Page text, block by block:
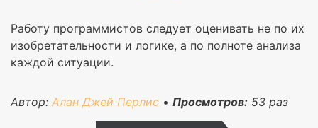
Работу программистов следует оценивать не по их
изобретательности и логике, а по полноте анализа
каждой ситуации.
Автор: Алан Джей Перлис • Просмотров: 53 раз